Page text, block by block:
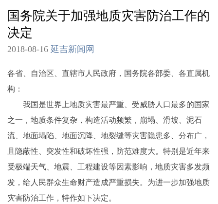
国务院关于加强地质灾害防治工作的
决定
2018-08-16 延吉新闻网
各省、自治区、直辖市人民政府，国务院各部委、各直属机
构：
我国是世界上地质灾害最严重、受威胁人口最多的国家
之一，地质条件复杂，构造活动频繁，崩塌、滑坡、泥石
流、地面塌陷、地面沉降、地裂缝等灾害隐患多、分布广，
且隐蔽性、突发性和破坏性强，防范难度大。特别是近年来
受极端天气、地震、工程建设等因素影响，地质灾害多发频
发，给人民群众生命财产造成严重损失。为进一步加强地质
灾害防治工作，特作如下决定。